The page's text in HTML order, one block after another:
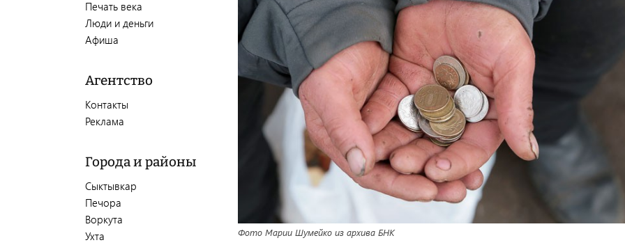
Печать века
Люди и деньги
Афиша
Агентство
Контакты
Реклама
Города и районы
Сыктывкар
Печора
Воркута
Ухта
Фото Марии Шумейко из архива БНК